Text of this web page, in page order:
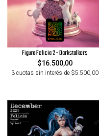
Figura Felicia 2 - Darkstalkers
$16.500,00
3 cuotas sin interés de $5.500,00